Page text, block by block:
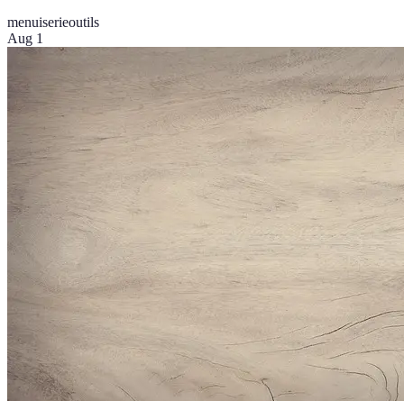
menuiserieoutils
Aug 1